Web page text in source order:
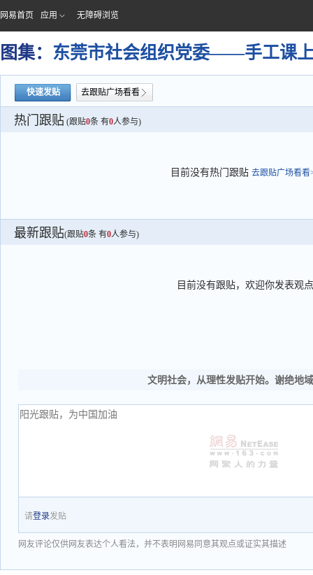
网易首页 应用 无障碍浏览
图集： 东莞市社会组织党委——手工课
快速发贴 去跟贴广场看看
热门跟贴 (跟贴0条 有0人参与)
目前没有热门跟贴 去跟贴广场看看
最新跟贴(跟贴0条 有0人参与)
目前没有跟贴，欢迎你发表观点
文明社会，从理性发贴开始。谢绝地
请登录发贴
网友评论仅供网友表达个人看法，并不表明网易同意其观点或证实其描述